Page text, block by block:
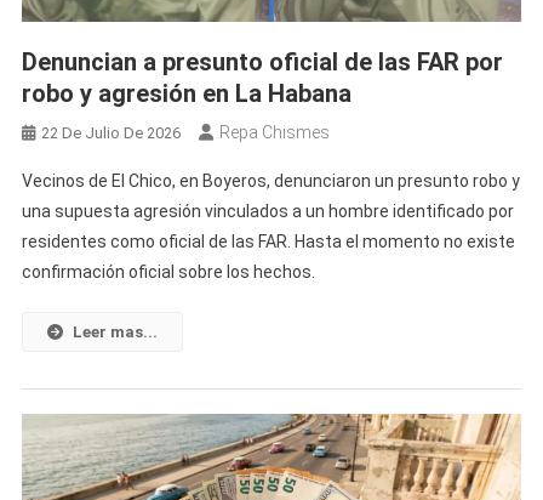
Mantiene
Y
La
MLC
A
Caer
Denuncian a presunto oficial de las FAR por
robo y agresión en La Habana
22 De Julio De 2026 Repa Chismes
Vecinos de El Chico, en Boyeros, denunciaron un presunto robo y
una supuesta agresión vinculados a un hombre identificado por
residentes como oficial de las FAR. Hasta el momento no existe
confirmación oficial sobre los hechos.
Leer mas...